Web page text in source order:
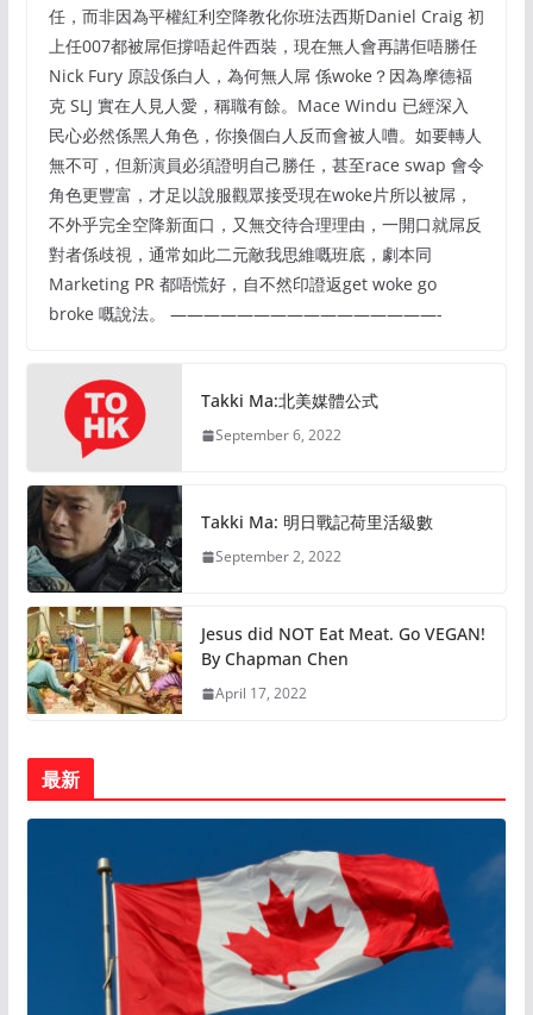
任，而非因為平權紅利空降教化你班法西斯Daniel Craig 初
上任007都被屌佢撐唔起件西裝，現在無人會再講佢唔勝任
Nick Fury 原設係白人，為何無人屌 係woke？因為摩德褔
克 SLJ 實在人見人愛，稱職有餘。Mace Windu 已經深入
民心必然係黑人角色，你換個白人反而會被人嘈。如要轉人
無不可，但新演員必須證明自己勝任，甚至race swap 會令
角色更豐富，才足以說服觀眾接受現在woke片所以被屌，
不外乎完全空降新面口，又無交待合理理由，一開口就屌反
對者係歧視，通常如此二元敵我思維嘅班底，劇本同
Marketing PR 都唔慌好，自不然印證返get woke go
broke 嘅說法。 ————————————————-
Takki Ma:北美媒體公式
September 6, 2022
Takki Ma: 明日戰記荷里活級數
September 2, 2022
Jesus did NOT Eat Meat. Go VEGAN!
By Chapman Chen
April 17, 2022
最新